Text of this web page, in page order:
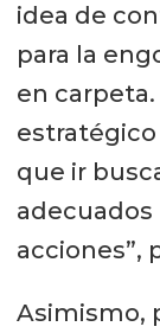
idea de
para la
en carpeta.
que ir
adecuados
acciones”,
Asimismo,